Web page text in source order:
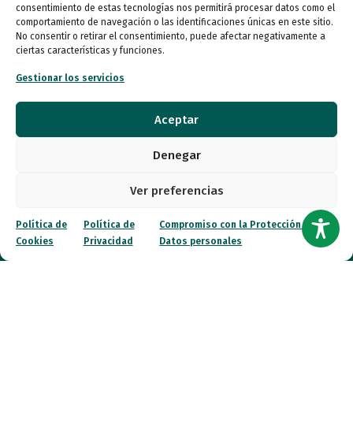
consentimiento de estas tecnologías nos permitirá procesar datos como el
comportamiento de navegación o las identificaciones únicas en este sitio.
No consentir o retirar el consentimiento, puede afectar negativamente a
ciertas características y funciones.
Gestionar los servicios
Aceptar
Denegar
Ver preferencias
Política de
Cookies
Política de
Privacidad
Compromiso con la Protección de
Datos personales
Quiénes somos
Entidades
Qué hacemos